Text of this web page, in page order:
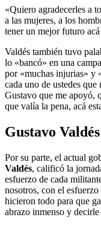
«Quiero agradecerles a
a las mujeres, a los
tener un mejor futuro
Valdés también tuvo
lo «bancó» en una
por «muchas injurias» y
cada uno de ustedes
Gustavo que me apoyó,
que valía la pena, acá
Gustavo
Por su parte, el actual
Valdés, calificó la
esfuerzo de cada
nosotros, con el
hicieron todo para que
abrazo inmenso y